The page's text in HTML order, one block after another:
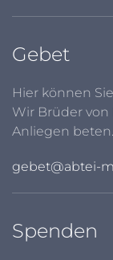
Gebet
Hier können
Wir Brüder
Anliegen beten.
gebet@abtei-
Spenden